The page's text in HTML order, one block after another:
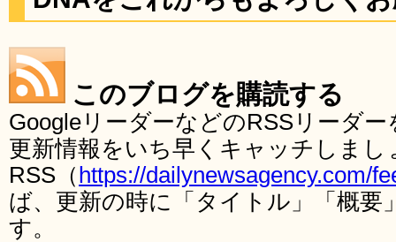
このブログを購読する
GoogleリーダーなどのRSSリーダ
更新情報をいち早くキャッチしま
RSS（ https://dailynewsagency.com/
ば、更新の時に「タイトル」「概要
す。